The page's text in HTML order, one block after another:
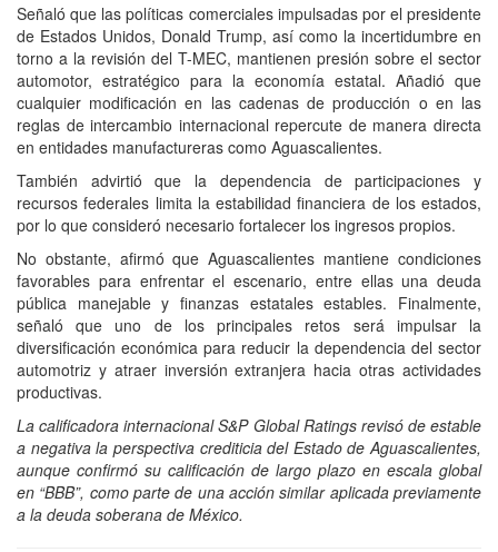
Señaló que las políticas comerciales impulsadas por el presidente
de Estados Unidos, Donald Trump, así como la incertidumbre en
torno a la revisión del T-MEC, mantienen presión sobre el sector
automotor, estratégico para la economía estatal. Añadió que
cualquier modificación en las cadenas de producción o en las
reglas de intercambio internacional repercute de manera directa
en entidades manufactureras como Aguascalientes.
También advirtió que la dependencia de participaciones y
recursos federales limita la estabilidad financiera de los estados,
por lo que consideró necesario fortalecer los ingresos propios.
No obstante, afirmó que Aguascalientes mantiene condiciones
favorables para enfrentar el escenario, entre ellas una deuda
pública manejable y finanzas estatales estables. Finalmente,
señaló que uno de los principales retos será impulsar la
diversificación económica para reducir la dependencia del sector
automotriz y atraer inversión extranjera hacia otras actividades
productivas.
La calificadora internacional S&P Global Ratings revisó de estable
a negativa la perspectiva crediticia del Estado de Aguascalientes,
aunque confirmó su calificación de largo plazo en escala global
en “BBB”, como parte de una acción similar aplicada previamente
a la deuda soberana de México.